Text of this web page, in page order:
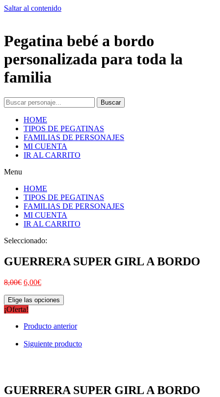
Saltar al contenido
Pegatina bebé a bordo
personalizada para toda la
familia
Buscar
HOME
TIPOS DE PEGATINAS
FAMILIAS DE PERSONAJES
MI CUENTA
IR AL CARRITO
Menu
HOME
TIPOS DE PEGATINAS
FAMILIAS DE PERSONAJES
MI CUENTA
IR AL CARRITO
Seleccionado:
GUERRERA SUPER GIRL A BORDO
8,00€ 6,00€
Elige las opciones
¡Oferta!
Producto anterior
Siguiente producto
GUERRERA SUPER GIRL A BORDO